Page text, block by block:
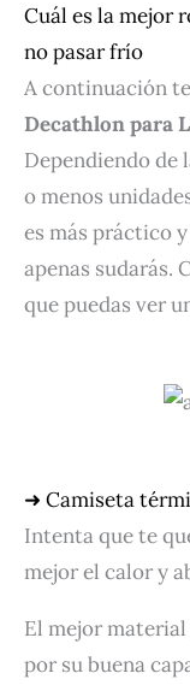
Cuál es la mejor
no pasar frío
A continuación
Decathlon para
Dependiendo de
o menos
es más práctico
apenas sudarás.
que puedas ver
➜ Camiseta
Intenta que te
mejor el calor y
El mejor material
por su buena